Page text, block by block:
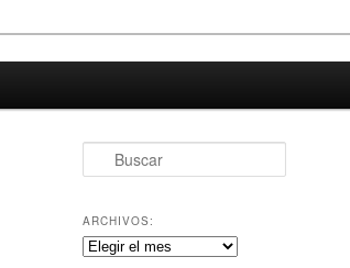
u
c
a
r
ARCHIVOS:
Archivos: